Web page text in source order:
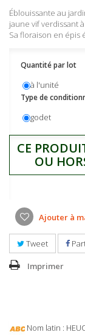
Éblouissante au
jaune vif verdissant
Sa floraison en épis
Quantité par lot
à l'unité
Type de
godet
CE
OU
Ajouter à
Tweet
Imprimer
Nom latin :